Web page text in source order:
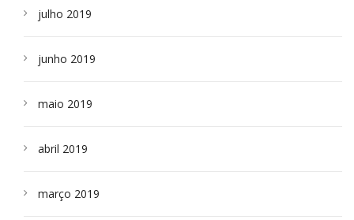
julho 2019
junho 2019
maio 2019
abril 2019
março 2019